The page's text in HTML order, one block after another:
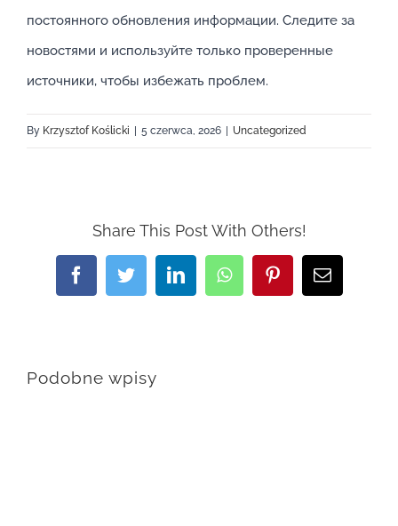
постоянного обновления информации. Следите за
новостями и используйте только проверенные
источники, чтобы избежать проблем.
By Krzysztof Koślicki 5 czerwca, 2026 Uncategorized
Share This Post With Others!
FacebookTwitterLinkedInWhatsAppPinterestEmail
Podobne wpisy